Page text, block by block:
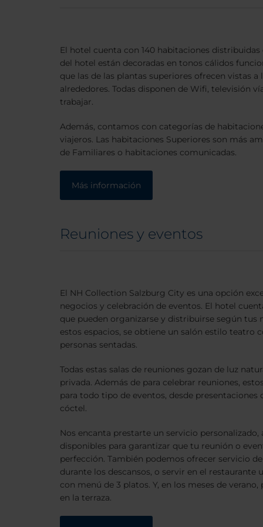
El hotel cuenta con 140 habitaciones distribuidas
del hotel están decoradas en tonos cálidos
que las de las plantas superiores ofrecen vistas a
alrededores. Todas disponen de Wifi, televisión
trabajar.
Además, contamos con categorías de
viajeros. Las habitaciones Superiores son más
de Familiares o habitaciones comunicadas.
Más información
Reuniones y eventos
El NH Collection Salzburg City es una opción
negocios y celebración de eventos. El hotel
que pueden organizarse y distribuirse según tus
estos espacios, se obtiene un salón estilo teatro
personas sentadas.
Todas estas salas de reuniones gozan de luz
privada. Además de para celebrar reuniones,
para todo tipo de eventos, desde presentaciones
cóctel.
Nos encanta prestarte un servicio personalizado,
disponibles para garantizar que tu reunión o
perfección. También podemos ofrecer servicio
durante los descansos, o servir en el
con menú de 3 platos. Y, en los meses de
en la terraza.